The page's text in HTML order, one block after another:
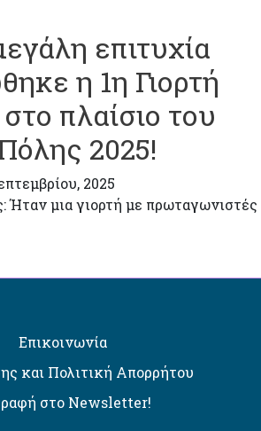
επιτυχία
η 1η Γιορτή
πλαίσιο του
2025!
2025
Ήταν μια γιορτή με πρωταγωνιστές
Επικοινωνία
και Πολιτική Απορρήτου
στο Newsletter!